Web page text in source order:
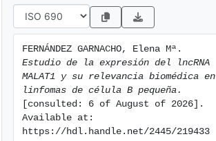
Estudio de la expresión del lncRNA
MALAT1 y su relevancia biomédica en
linfomas de célula B pequeña.
[consulted: 6 of August of 2026].
Available at:
https://hdl.handle.net/2445/219433